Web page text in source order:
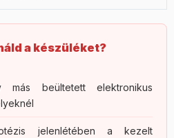
a készüléket?
más beültetett elektronikus
jelenlétében a kezelt